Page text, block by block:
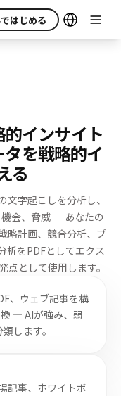
はじめる
インサイト
を戦略的イ
る
字起こしを分析し、
会、脅威 — あなたの
略計画、競合分析、プ
析をPDFとしてエクス
として使用します。
、ウェブ記事を構
— AIが強み、弱
します。
記事、ホワイトボ